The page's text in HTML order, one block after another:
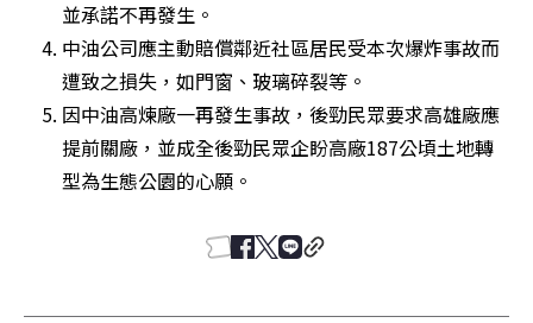
並承諾不再發生。
中油公司應主動賠償鄰近社區居民受本次爆炸事故而
遭致之損失，如門窗、玻璃碎裂等。
因中油高煉廠一再發生事故，後勁民眾要求高雄廠應
提前關廠，並成全後勁民眾企盼高廠187公頃土地轉
型為生態公園的心願。